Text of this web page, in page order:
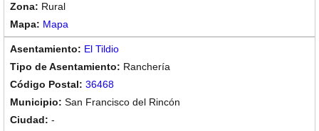
Rural
Mapa
El Tildio
Ranchería
36468
San Francisco del Rincón
-